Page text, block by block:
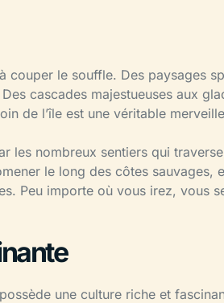
couper le souffle. Des paysages
cascades majestueuses aux
de l’île est une véritable
les nombreux sentiers qui
le long des côtes sauvages,
Peu importe où vous irez, vous
une culture riche et